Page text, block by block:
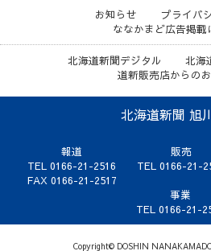
お知らせ
プライバ
ななかまど広告掲載
北海道新聞デジタル
北海
道新販売店からの
北海道新聞 旭
報道
TEL 0166-21-2516
FAX 0166-21-2517
販売
TEL 0166-21-
事業
TEL 0166-21-
Copyright© DOSHIN